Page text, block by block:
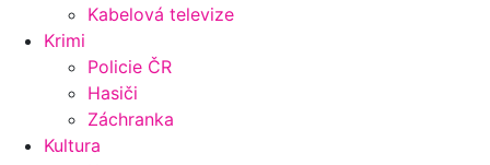
Kabelová televize
Krimi
Policie ČR
Hasiči
Záchranka
Kultura